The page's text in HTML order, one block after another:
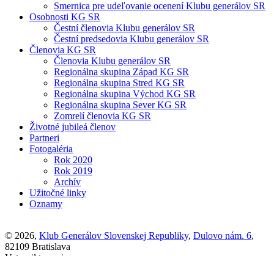
Smernica pre udeľovanie ocenení Klubu generálov SR
Osobnosti KG SR
Čestní členovia Klubu generálov SR
Čestní predsedovia Klubu generálov SR
Členovia KG SR
Členovia Klubu generálov SR
Regionálna skupina Západ KG SR
Regionálna skupina Stred KG SR
Regionálna skupina Východ KG SR
Regionálna skupina Sever KG SR
Zomrelí členovia KG SR
Životné jubileá členov
Partneri
Fotogaléria
Rok 2020
Rok 2019
Archív
Užitočné linky
Oznamy
© 2026, Klub Generálov Slovenskej Republiky, Dulovo nám. 6,
82109 Bratislava